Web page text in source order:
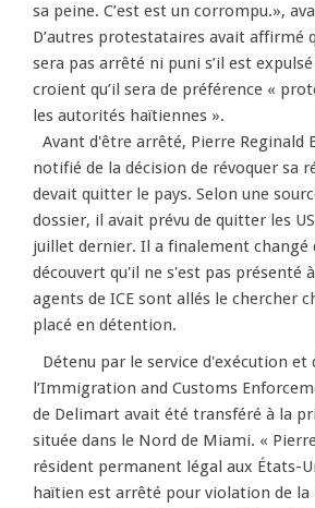
sa peine. C’est est un corrompu.»,
D’autres protestataires avait affirmé
sera pas arrêté ni puni s’il est
croient qu’il sera de préférence «
les autorités haïtiennes ».
Avant d'être arrêté, Pierre Reginald
notifié de la décision de révoquer sa
devait quitter le pays. Selon une
dossier, il avait prévu de quitter les
juillet dernier. Il a finalement changé
découvert qu'il ne s'est pas présenté
agents de ICE sont allés le chercher
placé en détention.
Détenu par le service d'exécution et
l’Immigration and Customs
de Delimart avait été transféré à la
située dans le Nord de Miami. «
résident permanent légal aux États-
haïtien est arrêté pour violation de la